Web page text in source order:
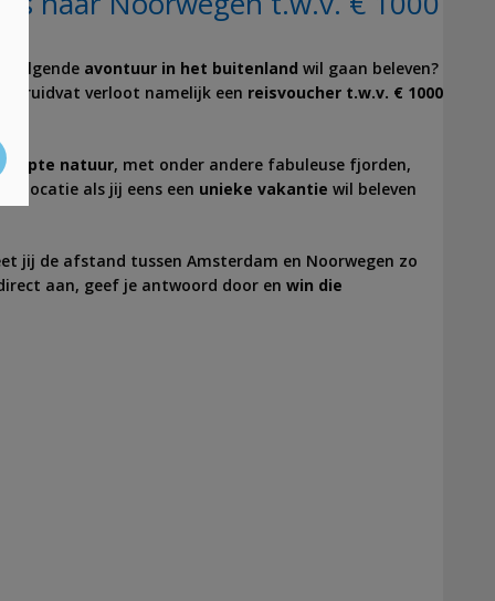
volgende avontuur in het buitenland wil gaan beleven?
Kruidvat verloot namelijk een reisvoucher t.w.v. € 1000
natuur, met onder andere fabuleuse fjorden,
locatie als jij eens een unieke vakantie wil beleven
jij de afstand tussen Amsterdam en Noorwegen zo
aan, geef je antwoord door en win die